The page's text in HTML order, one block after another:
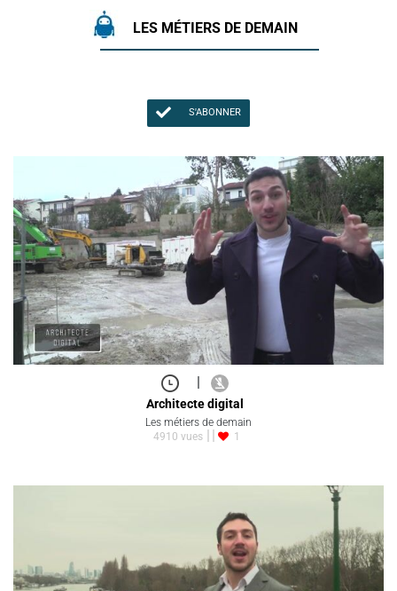
LES MÉTIERS DE DEMAIN
S'ABONNER
Architecte digital
Les métiers de demain
4910 vues
1